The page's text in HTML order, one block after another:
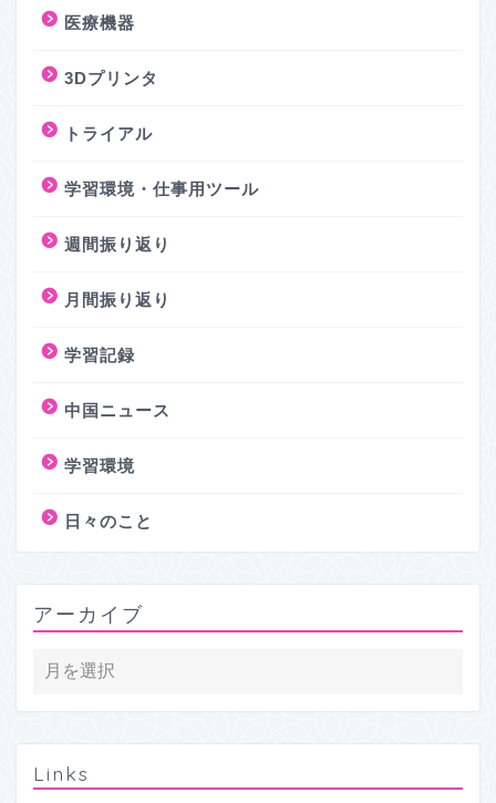
医療機器
3Dプリンタ
トライアル
学習環境・仕事用ツール
週間振り返り
月間振り返り
学習記録
中国ニュース
学習環境
日々のこと
アーカイブ
Links